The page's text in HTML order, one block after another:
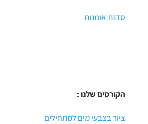
סדנת אומנות
הקורסים שלנו :
ציור בצבעי מים למתחילים